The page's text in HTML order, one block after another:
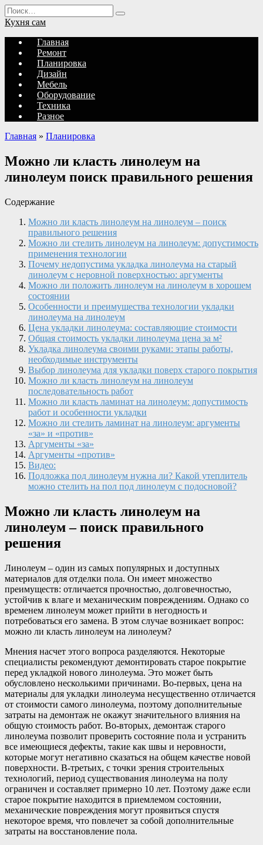
Перейти
к
содержанию
Search
for:
Кухня сам
Главная
Ремонт
Планировка
Дизайн
Мебель
Оборудование
Техника
Разное
Главная » Планировка
Можно ли класть линолеум на
линолеум поиск правильного решения
Содержание
Можно ли класть линолеум на линолеум – поиск
правильного решения
Можно ли стелить линолеум на линолеум: допустимость
применения технологии
Почему недопустима укладка линолеума на старый
линолеум с неровной поверхностью: аргументы
Можно ли положить линолеум на линолеум в хорошем
состоянии
Особенности и преимущества технологии укладки
линолеума на линолеум
Цена укладки линолеума: составляющие стоимости
Общая стоимость укладки линолеума цена за м²
Укладка линолеума своими руками: этапы работы,
необходимые инструменты
Выбор линолеума для укладки поверх старого покрытия
Можно ли класть линолеум на линолеум
последовательность работ
Можно ли класть ламинат на линолеум: допустимость
работ и особенности укладки
Можно ли стелить ламинат на линолеум: аргументы
«за» и «против»
Аргументы «за»
Аргументы «против»
Видео:
Подложка под линолеум нужна ли? Какой утеплитель
можно стелить на пол под линолеум с подосновой?
Можно ли класть линолеум на
линолеум – поиск правильного
решения
Линолеум – один из самых популярных и доступных
материалов для отделки пола. Он имеет множество
преимуществ: отличается прочностью, долговечностью,
устойчив к влаге и механическим повреждениям. Однако со
временем линолеум может прийти в негодность и
потребоваться его замена. В этом случае возникает вопрос:
можно ли класть линолеум на линолеум?
Мнения насчет этого вопроса разделяются. Некоторые
специалисты рекомендуют демонтировать старое покрытие
перед укладкой нового линолеума. Это может быть
обусловлено несколькими причинами. Во-первых, цена на
материалы для укладки линолеума несущественно отличается
от стоимости самого линолеума, поэтому дополнительные
затраты на демонтаж не окажут значительного влияния на
общую стоимость работ. Во-вторых, демонтаж старого
линолеума позволит проверить состояние пола и устранить
все имеющиеся дефекты, такие как швы и неровности,
которые могут негативно сказаться на общем качестве новой
поверхности. В-третьих, с точки зрения строительных
технологий, период существования линолеума на полу
ограничен и составляет примерно 10 лет. Поэтому даже если
старое покрытие находится в приемлемом состоянии,
механические повреждения могут проявиться спустя
некоторое время, что повлечет за собой дополнительные
затраты на восстановление пола.